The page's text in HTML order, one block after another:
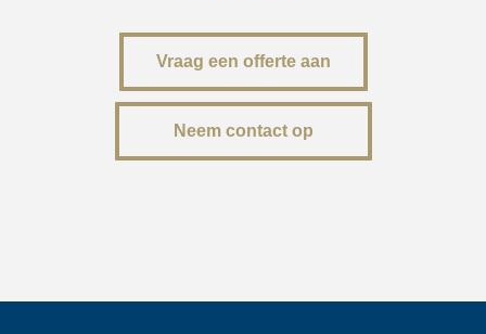
Vraag een offerte aan
Neem contact op